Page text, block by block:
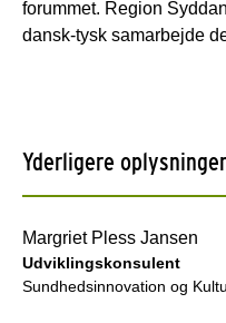
forummet. Region
dansk-tysk samarbejde
Yderligere oplysninger
Margriet Pless Jansen
Udviklingskonsulent
Sundhedsinnovation og